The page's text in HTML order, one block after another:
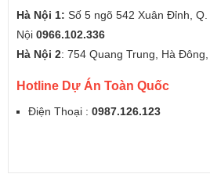
Hà Nội 1: Số 5 ngõ 542 Xuân Đỉnh,
Nội 0966.102.336
Hà Nội 2: 754 Quang Trung, Hà
Hotline Dự Án Toàn Quốc
Điện Thoại : 0987.126.123